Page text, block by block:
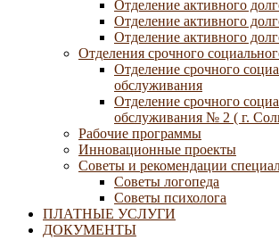
Отделение активного
Отделение активного
Отделение активного
Отделения срочного
Отделение срочного
обслуживания
Отделение срочного
обслуживания № 2 ( г.
Рабочие программы
Инновационные проекты
Советы и рекомендации
Советы логопеда
Советы психолога
ПЛАТНЫЕ УСЛУГИ
ДОКУМЕНТЫ